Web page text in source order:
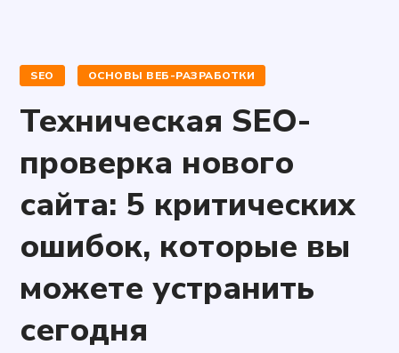
SEO ОСНОВЫ ВЕБ-РАЗРАБОТКИ
Техническая SEO-
проверка нового
сайта: 5 критических
ошибок, которые вы
можете устранить
сегодня